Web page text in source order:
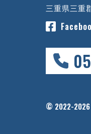
三重県三重
© 2022-